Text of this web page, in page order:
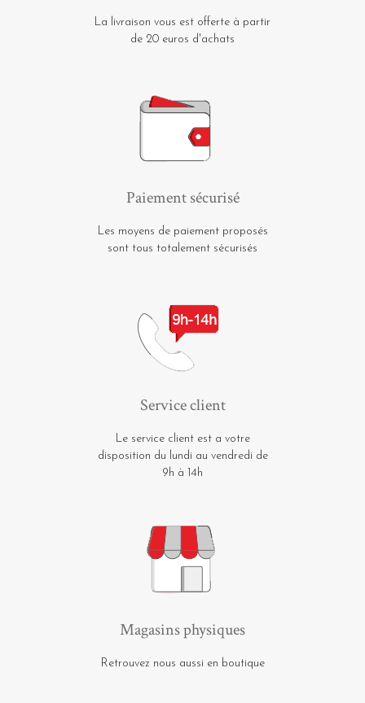
La livraison vous est offerte à partir
de 20 euros d'achats
Paiement sécurisé
Les moyens de paiement proposés
sont tous totalement sécurisés
Service client
Le service client est a votre
disposition du lundi au vendredi de
9h à 14h
Magasins physiques
Retrouvez nous aussi en boutique